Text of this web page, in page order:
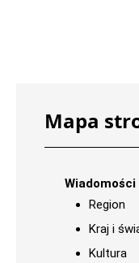
Mapa
Wiadomości
Region
Kraj i
Kultura